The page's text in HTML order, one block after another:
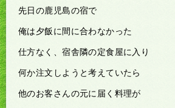
先日の鹿児島の宿で
俺は夕飯に間に合わなかった
仕方なく、宿舎隣の定食屋に入り
何か注文しようと考えていたら
他のお客さんの元に届く料理が